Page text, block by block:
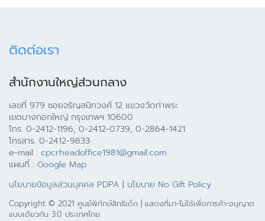
ติดต่อเรา
สำนักงานใหญ่ส่วนกลาง
เลขที่ 979 ซอยจรัญสนิทวงศ์ 12 แขวงวัดท่าพระ
เขตบางกอกใหญ่ กรุงเทพฯ 10600
โทร. 0-2412-1196, 0-2412-0739, 0-2864-1421
โทรสาร. 0-2412-9833
e-mail : cpcrheadoffice1981@gmail.com
แผนที่ : Google Map
นโยบายข้อมูลส่วนบุคคล PDPA | นโยบาย No Gift Policy
Copyright © 2021 ศูนย์พิทักษ์สิทธิเด็ก | แสดงที่มา-ไม่ใช้เพื่อการค้า-อนุญาต
แบบเดียวกัน 3.0 ประเทศไทย